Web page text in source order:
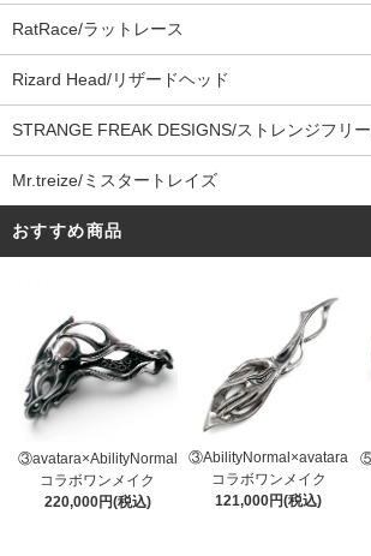
RatRace/ラットレース
Rizard Head/リザードヘッド
STRANGE FREAK DESIGNS/ストレンジフリ
Mr.treize/ミスタートレイズ
おすすめ商品
③avatara×AbilityNormal
コラボワンメイク
220,000円(税込)
③AbilityNormal×avatara
コラボワンメイク
121,000円(税込)